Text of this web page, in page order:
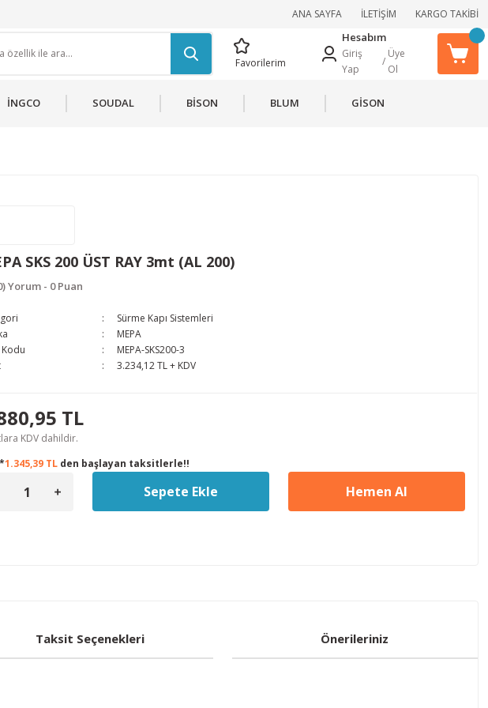
ANA SAYFA İLETİŞİM KARGO TAKİBİ
Favorilerim
Hesabım
Giriş
Yap
/
Üye
Ol
İNGCO SOUDAL BİSON BLUM GİSON
SKS 200 ÜST RAY 3mt (AL 200)
Yorum - 0 Puan
Sürme Kapı Sistemleri
MEPA
Kodu
MEPA-SKS200-3
3.234,12 TL + KDV
TL
KDV dahildir.
*1.345,39 TL den başlayan taksitlerle!!
Sepete Ekle Hemen Al
Taksit Seçenekleri Önerileriniz